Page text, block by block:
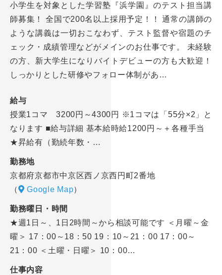
小学生を対象とした学習塾『浜学園』のテスト担当講
師募集！ 全国で200名以上採用予定！！ 通常の講師の
ような講義は一切おこなわず、テスト監督や宿題のチ
ェック・成績管理などがメインのお仕事です。 未経験
の方、新大学生になりバイトデビューの方も大歓迎！
しっかりとした研修やフォロー体制があ…
給与
授業1コマ 3200円～4300円 ※1コマは「55分×2」と
なります ■給与詳細 基本給時給1200円～＋各種手当
★昇給有（勤続年数・…
勤務地
京都府京都市中京区西ノ京西円町2番地
（
Google Map）
勤務曜日・時間
★週1日～、1日2時間～から相談可能です ＜月曜～金
曜＞ 17：00～18：50 19：10～21：00 17：00～
21：00 ＜土曜・日曜＞ 10：00…
仕事内容